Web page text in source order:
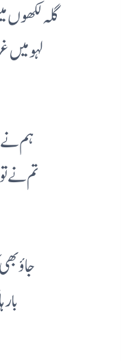
گلہ لکھوں
لہو میں
ہم نے
تم نے
جاؤ